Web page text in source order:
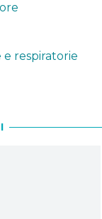
e respiratorie